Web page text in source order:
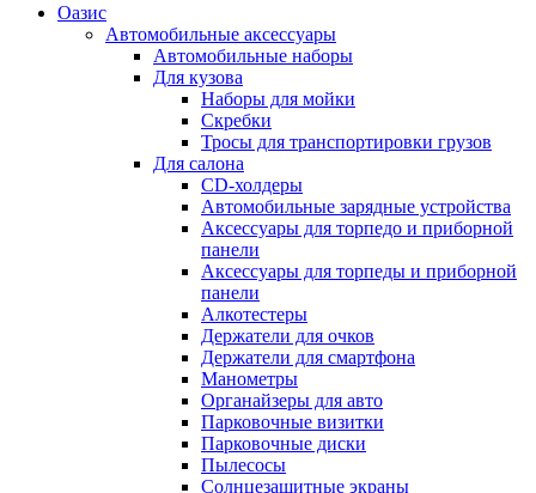
Оазис
Автомобильные аксессуары
Автомобильные наборы
Для кузова
Наборы для мойки
Скребки
Тросы для транспортировки грузов
Для салона
CD-холдеры
Автомобильные зарядные устройства
Аксессуары для торпедо и приборной
панели
Аксессуары для торпеды и приборной
панели
Алкотестеры
Держатели для очков
Держатели для смартфона
Манометры
Органайзеры для авто
Парковочные визитки
Парковочные диски
Пылесосы
Солнцезащитные экраны